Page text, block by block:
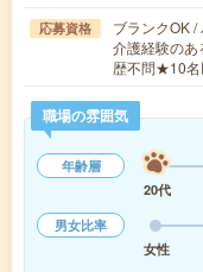
応募資格
ブランクOK
介護経験の
歴不問★10
職場の雰囲気
年齢層
20代
男女比率
女性